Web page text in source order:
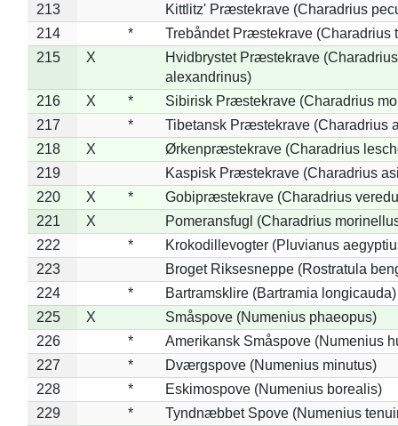
213
Kittlitz' Præstekrave (Charadrius
214
*
Trebåndet Præstekrave (Charadrius
215
X
Hvidbrystet Præstekrave (Charadrius
alexandrinus)
216
X *
Sibirisk Præstekrave (Charadrius
217
*
Tibetansk Præstekrave (Charadrius
218
X
Ørkenpræstekrave (Charadrius
219
Kaspisk Præstekrave (Charadrius
220
X *
Gobipræstekrave (Charadrius
221
X
Pomeransfugl (Charadrius
222
*
Krokodillevogter (Pluvianus
223
Broget Riksesneppe (Rostratula
224
*
Bartramsklire (Bartramia longicauda)
225
X
Småspove (Numenius phaeopus)
226
*
Amerikansk Småspove (Numenius
227
*
Dværgspove (Numenius minutus)
228
*
Eskimospove (Numenius borealis)
229
* Tyndnæbbet Spove (Numenius